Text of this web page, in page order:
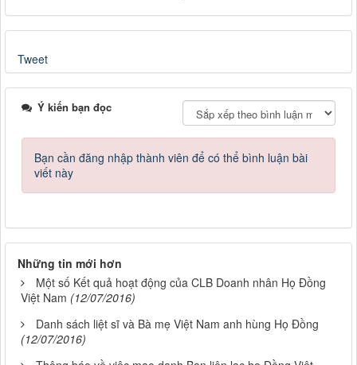
Tweet
Ý kiến bạn đọc
Bạn cần đăng nhập thành viên để có thể bình luận bài
viết này
Những tin mới hơn
Một số Kết quả hoạt động của CLB Doanh nhân Họ Đồng
Việt Nam (12/07/2016)
Danh sách liệt sĩ và Bà mẹ Việt Nam anh hùng Họ Đồng
(12/07/2016)